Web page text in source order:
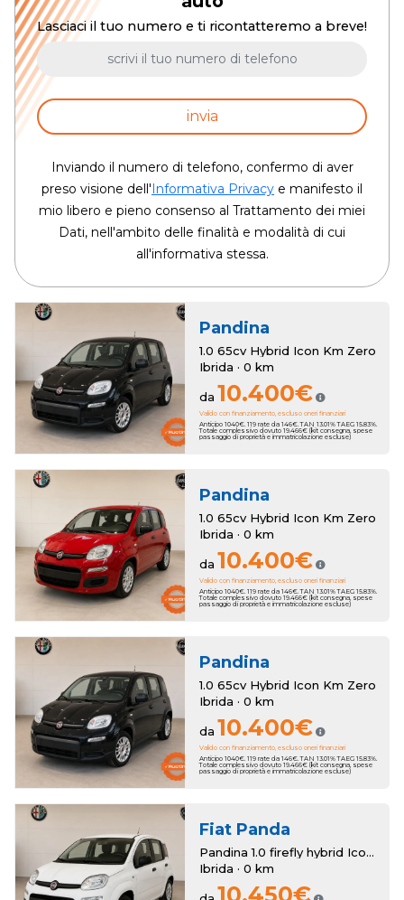
Lasciaci il tuo numero e ti ricontatteremo a breve!
invia
Inviando il numero di telefono, confermo di aver
preso visione dell'Informativa Privacy e manifesto il
mio libero e pieno consenso al Trattamento dei miei
Dati, nell'ambito delle finalità e modalità di cui
all'informativa stessa.
Pandina
1.0 65cv Hybrid Icon Km Zero
Ibrida · 0 km
da 10.400€
Valido con finanziamento, escluso oneri finanziari
Anticipo 1040€. 119 rate da 146€. TAN 13.01% TAEG 15.83%.
Totale complessivo dovuto 19.466€ (kit consegna, spese
passaggio di proprietà e immatricolazione escluse)
Pandina
1.0 65cv Hybrid Icon Km Zero
Ibrida · 0 km
da 10.400€
Valido con finanziamento, escluso oneri finanziari
Anticipo 1040€. 119 rate da 146€. TAN 13.01% TAEG 15.83%.
Totale complessivo dovuto 19.466€ (kit consegna, spese
passaggio di proprietà e immatricolazione escluse)
Pandina
1.0 65cv Hybrid Icon Km Zero
Ibrida · 0 km
da 10.400€
Valido con finanziamento, escluso oneri finanziari
Anticipo 1040€. 119 rate da 146€. TAN 13.01% TAEG 15.83%.
Totale complessivo dovuto 19.466€ (kit consegna, spese
passaggio di proprietà e immatricolazione escluse)
Fiat Panda
Pandina 1.0 firefly hybrid Icon s&s 65cv 5p.ti
Ibrida · 0 km
10.450€